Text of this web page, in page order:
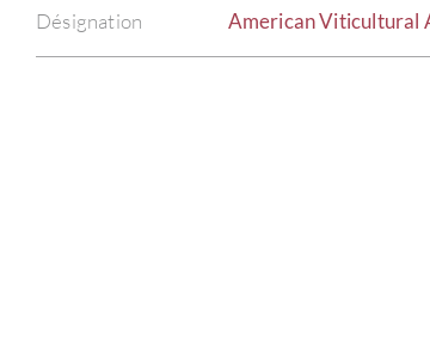
Désignation American Viticultural